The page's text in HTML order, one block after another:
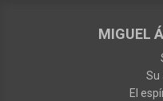
MIGUEL
Su
El